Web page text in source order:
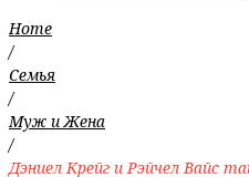
Home
/
Семья
/
Муж и Жена
/
Дэниел Крейг и Рэйчел Вайс